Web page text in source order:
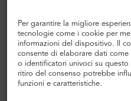
Per garantire la migliore
tecnologie come i cookie per
informazioni del dispositivo. Il
consente di elaborare dati
o identificatori univoci su questo
ritiro del consenso potrebbe
funzioni e caratteristiche.
capire il tuo percorso,
strada.
Trasferimento
Alla ricerca di un